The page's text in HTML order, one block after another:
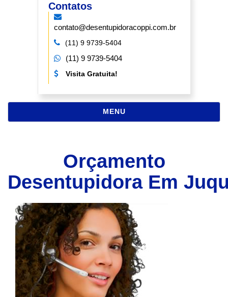
Contatos
contato@desentupidoracoppi.com.br
(11) 9 9739-5404
(11) 9 9739-5404
Visita Gratuita!
MENUNAVEGAÇÃO
Orçamento
Desentupidora Em